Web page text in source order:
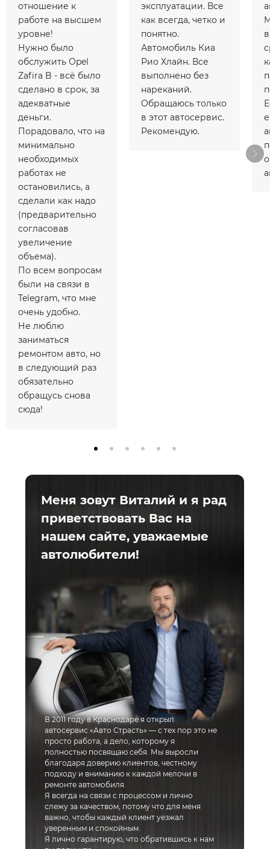
отношение к
работе на высшем
уровне!
Нужно было
обслужить Opel
Zafira B - всё было
сделано в срок, за
адекватные
деньги.
Порадовало, что на
минимально
необходимых
работах не
остановились, а
сделали как надо
(предварительно
согласовав
увеличение
объема).
По всем вопросам
были на связи в
Telegram, что мне
очень удобно.
Не люблю
заниматься
ремонтом авто, но
в следующий раз
обязательно
обращусь снова
сюда!
эксплуатации. Все
как всегда, четко и
понятно.
Автомобиль Киа
Рио Хлайн. Все
выполнено без
нареканий.
Обращаюсь только
в этот автосервис.
Рекомендую.
Меня зовут Виталий и я рад
приветствовать Вас на
нашем сайте, уважаемые
автолюбители!
В 2011 году в Краснодаре я открыл
автосервис «Авто Страсть» — с тех пор это не
просто работа, а дело, которому я
полностью посвящаю себя. Мы выросли
благодаря доверию клиентов, честному
подходу и вниманию к каждой мелочи в
ремонте автомобиля.
Я всегда на связи с процессом и лично
слежу за качеством, потому что для меня
важно, чтобы каждый клиент уезжал
уверенным и спокойным.
Я лично гарантирую, что обратившись к нам